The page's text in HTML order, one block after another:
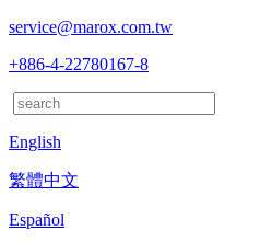
service@marox.com.tw
+886-4-22780167-8
English
繁體中文
Español